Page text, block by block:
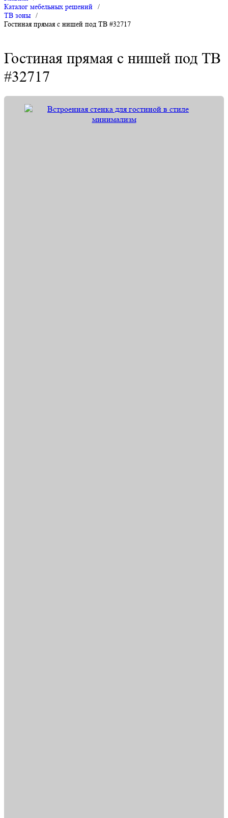
Каталог мебельных решений
/
ТВ зоны
/
Гостиная прямая с нишей под ТВ #32717
Гостиная прямая с нишей под ТВ
#32717